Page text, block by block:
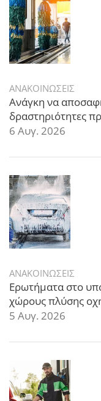
ΑΝΑΚΟΙΝΩΣΕΙΣ
Ανάγκη να
δραστηριότητες
6 Αυγ. 2026
ΑΝΑΚΟΙΝΩΣΕΙΣ
Ερωτήματα στο
χώρους πλύσης
5 Αυγ. 2026